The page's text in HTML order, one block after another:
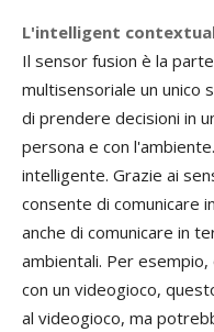
L'intelligent
Il sensor fusion è la
multisensoriale un unico
di prendere decisioni in
persona e con
intelligente. Grazie ai
consente di comunicare
anche di comunicare in
ambientali. Per
con un videogioco,
al videogioco, ma